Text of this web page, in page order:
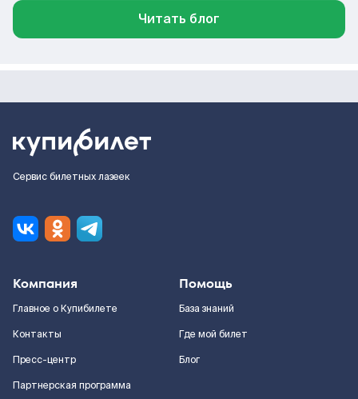
Читать блог
Сервис билетных лазеек
Компания
Главное о Купибилете
Контакты
Пресс-центр
Партнерская программа
Помощь
База знаний
Где мой билет
Блог